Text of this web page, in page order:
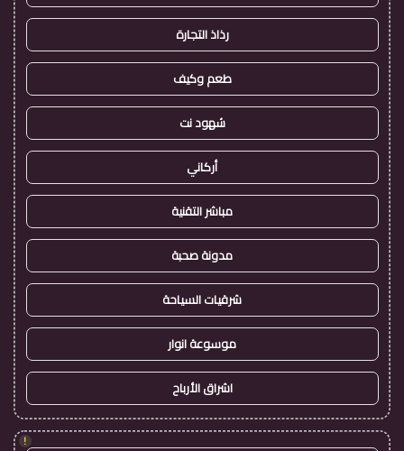
رذاذ التجارة
طعم وكيف
شهود نت
أركاني
مباشر التقنية
مدونة صحبة
شرقيات السياحة
موسوعة انوار
اشراق الأرباح
!